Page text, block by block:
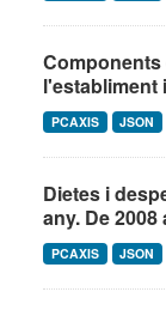
l'establiment
PCAXIS JSON
Dietes i
any. De 2008
PCAXIS JSON